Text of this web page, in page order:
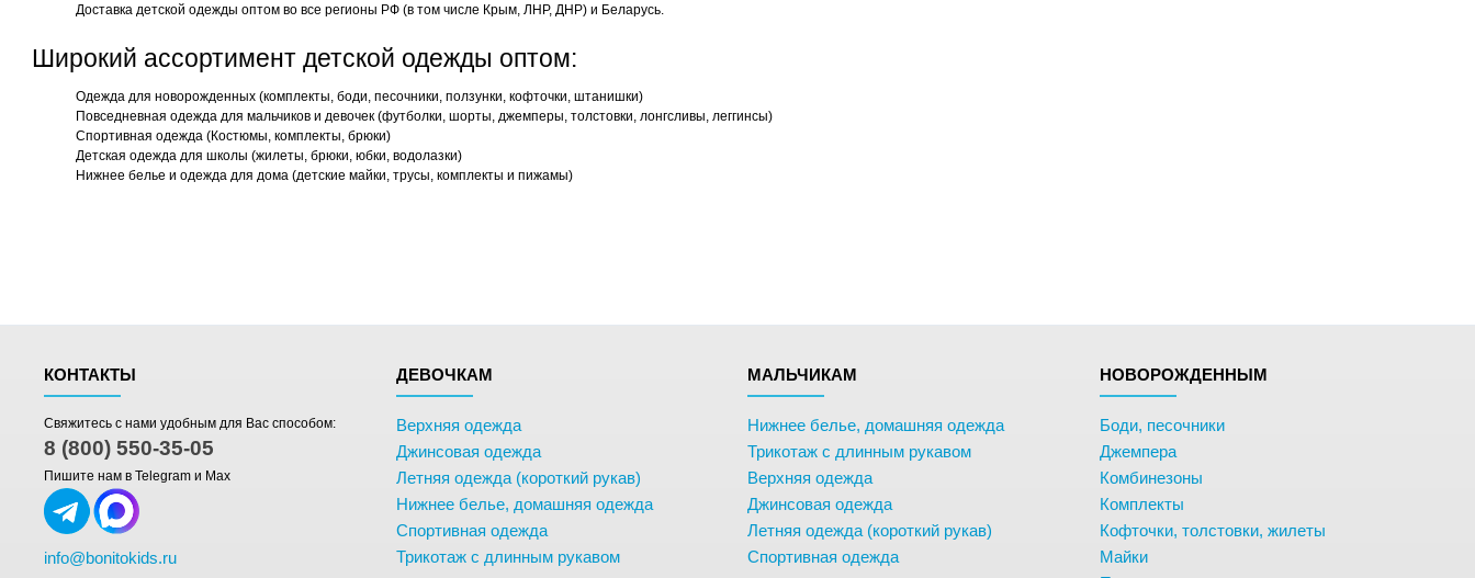
Доставка детской одежды оптом во все регионы РФ (в том числе Крым, ЛНР, ДНР) и Беларусь.
Широкий ассортимент детской одежды оптом:
Одежда для новорожденных (комплекты, боди, песочники, ползунки, кофточки, штанишки)
Повседневная одежда для мальчиков и девочек (футболки, шорты, джемперы, толстовки, лонгсливы, леггинсы)
Спортивная одежда (Костюмы, комплекты, брюки)
Детская одежда для школы (жилеты, брюки, юбки, водолазки)
Нижнее белье и одежда для дома (детские майки, трусы, комплекты и пижамы)
КОНТАКТЫ
Свяжитесь с нами удобным для Вас способом:
8 (800) 550-35-05
Пишите нам в Telegram и Max
info@bonitokids.ru
ДЕВОЧКАМ
Верхняя одежда
Джинсовая одежда
Летняя одежда (короткий рукав)
Нижнее белье, домашняя одежда
Спортивная одежда
Трикотаж с длинным рукавом
МАЛЬЧИКАМ
Нижнее белье, домашняя одежда
Трикотаж с длинным рукавом
Верхняя одежда
Джинсовая одежда
Летняя одежда (короткий рукав)
Спортивная одежда
НОВОРОЖДЕННЫМ
Боди, песочники
Джемпера
Комбинезоны
Комплекты
Кофточки, толстовки, жилеты
Майки